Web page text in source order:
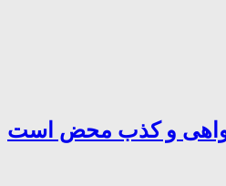
واهی و کذب محض است